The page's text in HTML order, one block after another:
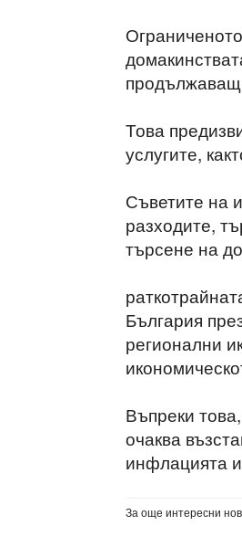
продължаващ
Това
услугите,
Съветите на
разходите,
търсене на
България
регионални
Въпреки
очаква
инфлацията
За още интересни